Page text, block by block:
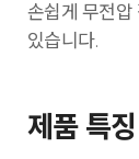
손쉽게 무전
있습니다.
제품 특징